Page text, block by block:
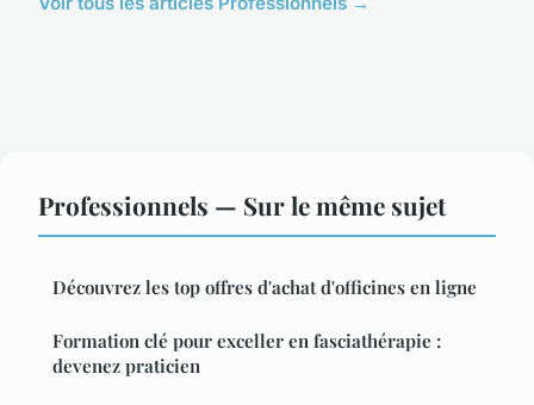
Professionnels — Sur le même sujet
Découvrez les top offres d'achat d'officines en ligne
Formation clé pour exceller en fasciathérapie :
devenez praticien